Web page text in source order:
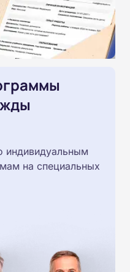
индивидуальным
на специальных